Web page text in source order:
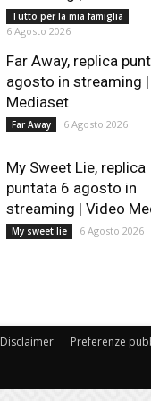
Tutto per la mia famiglia
6 Agosto 2026
Far Away, replica
agosto in streaming
Mediaset
Far Away 6 Agosto 2026
My Sweet Lie, replica
puntata 6 agosto in
streaming | Video
My sweet lie 6 Agosto 2026
Disclaimer Preferenze